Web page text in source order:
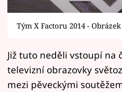
Sledujte prima+
Filmový festival
Pořady
Mámy sobě
Tým X Factoru 2014 -
Již tuto neděli vstoupí na
televizní obrazovky
mezi pěveckými